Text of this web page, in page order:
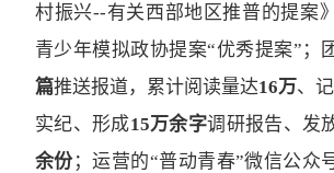
村振兴--有关西部地区推普的提案
青少年模拟政协提案“优秀提案”；
篇推送报道，累计阅读量达16万、
实纪、形成15万余字调研报告、发
余份；运营的“普动青春”微信公众